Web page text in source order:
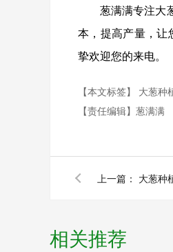
葱满满专注大
本，提高产量，让
挚欢迎您的来电。
【本文标签】 大葱种
【责任编辑】 葱满满
上一篇：
相关推荐